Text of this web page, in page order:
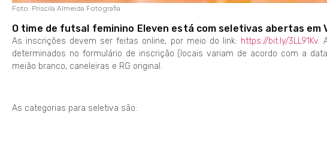
Foto: Priscila Almeida Fotografia
O time de futsal feminino Eleven está com seletivas abertas em
As inscrições devem ser feitas online, por meio do link: https://bit.ly/3LL91Kv.
determinados no formulário de inscrição (locais variam de acordo com a
meião branco, caneleiras e RG original.
As categorias para seletiva são: